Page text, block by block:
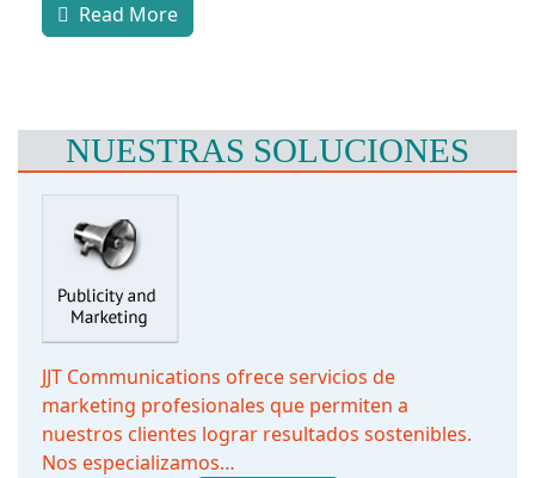
Read More
NUESTRAS SOLUCIONES
JJT Communications ofrece servicios de
marketing profesionales que permiten a
nuestros clientes lograr resultados sostenibles.
Nos especializamos…